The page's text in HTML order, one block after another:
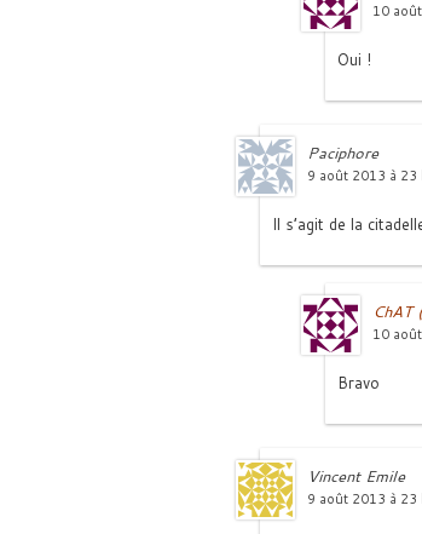
10
Oui !
Paciphore
9 août 2013 à 23
Il s’agit de la
ChAT
10
Bravo
Vincent Emile
9 août 2013 à 23